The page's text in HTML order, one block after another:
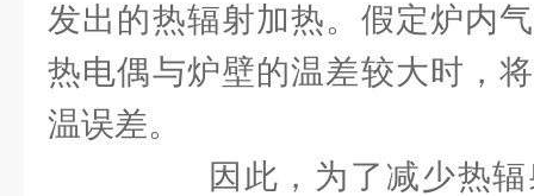
发出的热辐射加热。假定炉内
热电偶与炉壁的温差较大时，
温误差。
因此，为了减少热辐